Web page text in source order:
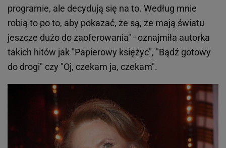
programie, ale decydują się na to. Według mnie
robią to po to, aby pokazać, że są, że mają światu
jeszcze dużo do zaoferowania" - oznajmiła autorka
takich hitów jak "Papierowy księżyc", "Bądź gotowy
do drogi" czy "Oj, czekam ja, czekam".